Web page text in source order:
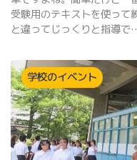
受験用のテキストを使って
と違ってじっくりと指導で
学校のイベント